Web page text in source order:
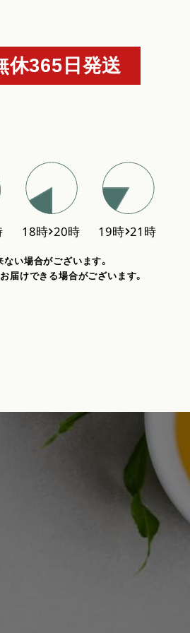
休365日発送
い場合がございます。
届けできる場合がございます。